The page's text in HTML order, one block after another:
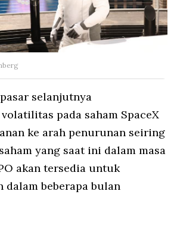
selanjutnya
pada saham SpaceX
ke arah penurunan seiring
yang saat ini dalam masa
akan tersedia untuk
dalam beberapa bulan